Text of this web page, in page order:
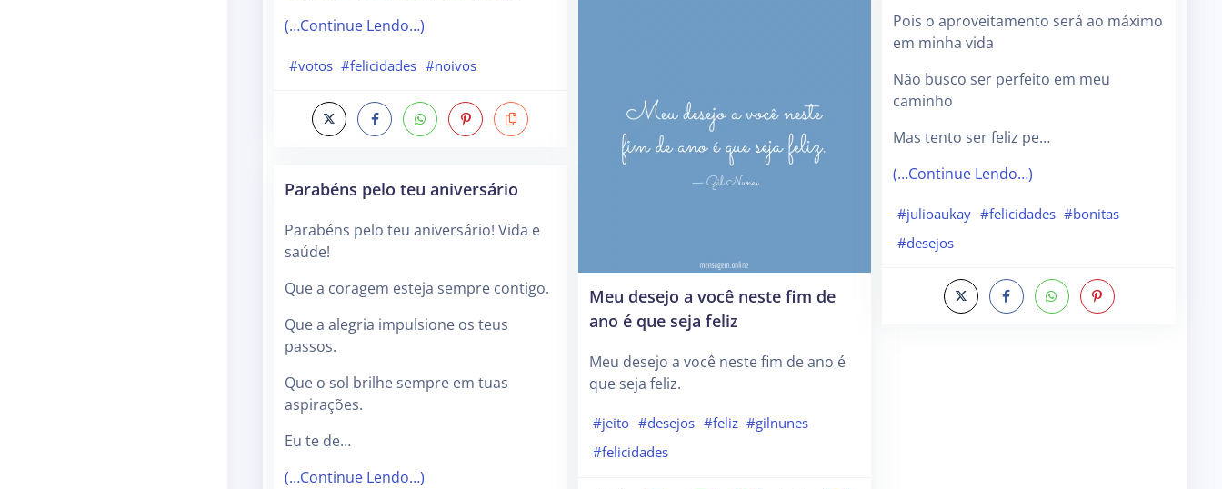
(…Continue Lendo…)
#votos #felicidades #noivos
Parabéns pelo teu aniversário
Parabéns pelo teu aniversário! Vida e
saúde!
Que a coragem esteja sempre contigo.
Que a alegria impulsione os teus
passos.
Que o sol brilhe sempre em tuas
aspirações.
Eu te de…
(…Continue Lendo…)
Meu desejo a você neste fim de
ano é que seja feliz
Meu desejo a você neste fim de ano é
que seja feliz.
#jeito #desejos #feliz #gilnunes
#felicidades
Pois o aproveitamento será ao máximo
em minha vida
Não busco ser perfeito em meu
caminho
Mas tento ser feliz pe…
(…Continue Lendo…)
#julioaukay #felicidades #bonitas
#desejos